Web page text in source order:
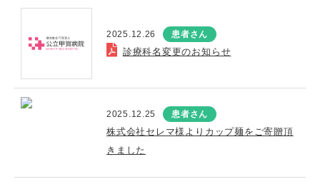
2025.12.26 患者さん
診療科名変更のお知らせ
2025.12.25 患者さん
株式会社セレマ様よりカップ麺をご寄贈頂
きました